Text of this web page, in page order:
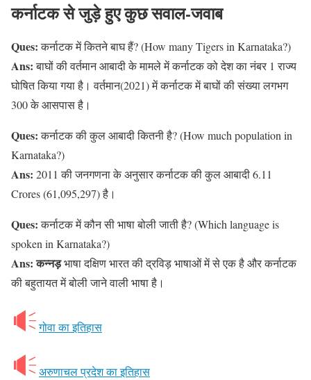
कर्नाटक से जुड़े हुए कुछ सवाल-जवाब
Ques:कर्नाटक में कितने बाघ हैं? (How many Tigers in Karnataka?)
Ans:बाघों की वर्तमान आबादी के मामले में कर्नाटक को देश का नंबर 1 राज्य
घोषित किया गया है। वर्तमान(2021) में कर्नाटक में बाघों की संख्या लगभग
300 के आसपास है।
Ques:कर्नाटक की कुल आबादी कितनी है? (How much population in
Karnataka?)
Ans: 2011 की जनगणना के अनुसार कर्नाटक की कुल आबादी 6.11
Crores (61,095,297) है।
Ques:कर्नाटक में कौन सी भाषा बोली जाती है? (Which language is
spoken in Karnataka?)
Ans: कन्नड़भाषा दक्षिण भारत की द्रविड़ भाषाओं में से एक है और कर्नाटक
की बहुतायत में बोली जाने वाली भाषा है।
गोवा का इतिहास
अरुणाचल प्रदेश का इतिहास